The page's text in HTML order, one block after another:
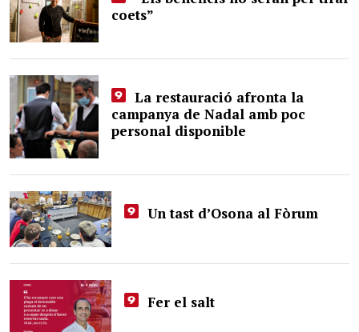
coets”
La restauració afronta la
campanya de Nadal amb poc
personal disponible
Un tast d’Osona al Fòrum
Fer el salt